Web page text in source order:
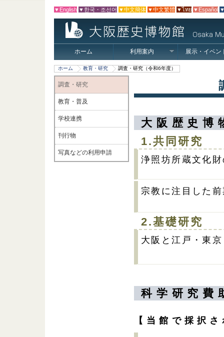
▼English ▼한국・조선어 ▼中文簡体 ▼中文繁體 ▼ไทย ▼Español
ホーム 利用案内 展示・イベン
ホーム 教育・研究 調査・研究（令和6年度）
調査・研究
教育・普及
学校連携
刊行物
写真などの利用申請
大阪歴史博
1.共同研究
浄照坊所蔵文化
宗教に注目した
2.基礎研究
大阪と江戸・東
科学研究費
【当館で採択